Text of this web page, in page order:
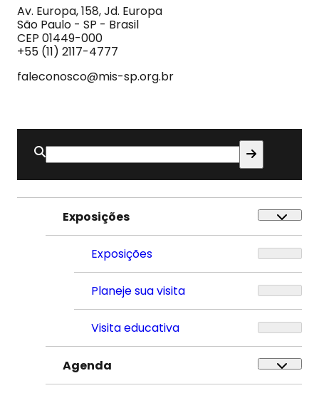
Imagem
e
do
Som
Av. Europa, 158, Jd. Europa
São Paulo - SP - Brasil
CEP 01449-000
+55 (11) 2117-4777
faleconosco@mis-sp.org.br
Buscar
por:
Exposições
Exposições
Planeje sua visita
Visita educativa
Agenda